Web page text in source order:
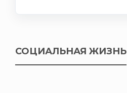
СОЦИАЛЬНАЯ ЖИЗНЬ